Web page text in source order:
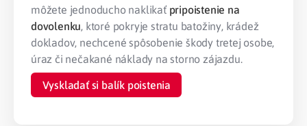
môžete jednoducho naklikať pripoistenie na
dovolenku, ktoré pokryje stratu batožiny, krádež
dokladov, nechcené spôsobenie škody tretej osobe,
úraz či nečakané náklady na storno zájazdu.
Vyskladať si balík poistenia